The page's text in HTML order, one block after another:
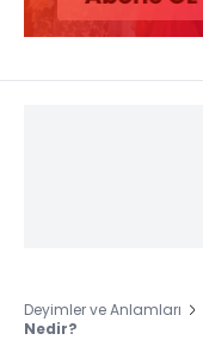
Deyimler ve Anlamları
Nedir?